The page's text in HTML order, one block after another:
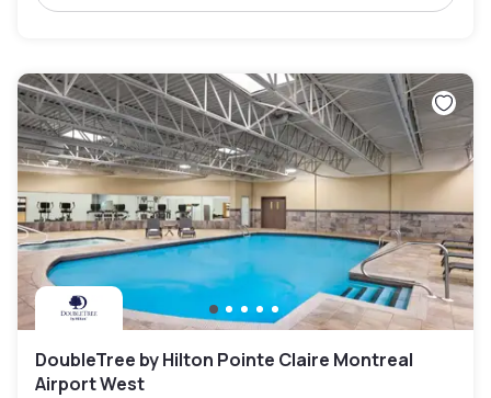
DoubleTree by Hilton Pointe Claire Montreal
Airport West